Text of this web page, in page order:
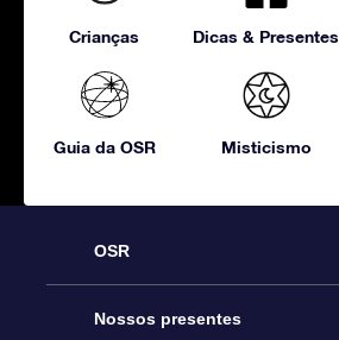
Crianças Dicas & Presentes
Guia da OSR Misticismo
OSR
Serviço
Nossos presentes